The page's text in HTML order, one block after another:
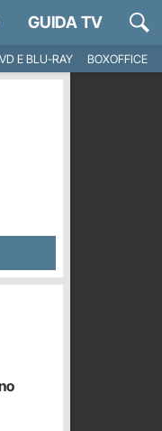
GUIDA TV
E BLU-RAY
BOXOFFICE